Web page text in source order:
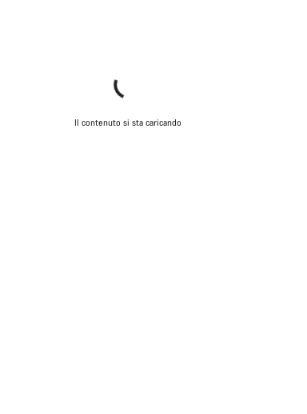
Il contenuto si sta caricando